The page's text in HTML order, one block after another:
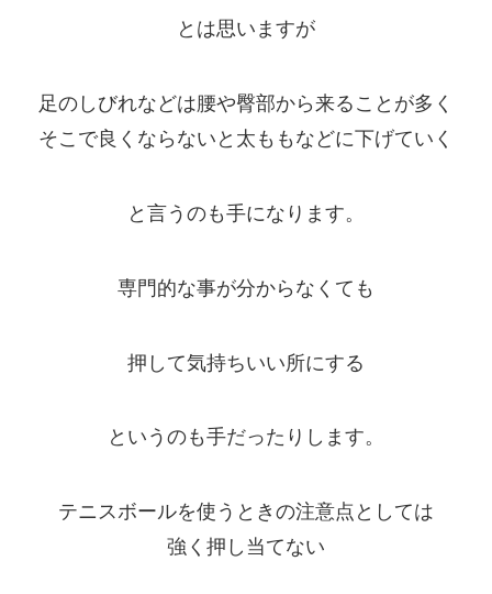
とは思いますが
足のしびれなどは腰や臀部から来ることが多く
そこで良くならないと太ももなどに下げていく
と言うのも手になります。
専門的な事が分からなくても
押して気持ちいい所にする
というのも手だったりします。
テニスボールを使うときの注意点としては
強く押し当てない